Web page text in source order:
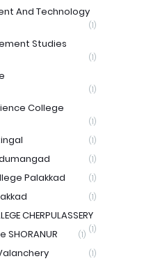
And Technology
(1)
Studies
(1)
(1)
College
(1)
(1)
(1)
Palakkad (1)
(1)
CHERPULASSERY
(1)
SHORANUR (1)
(1)